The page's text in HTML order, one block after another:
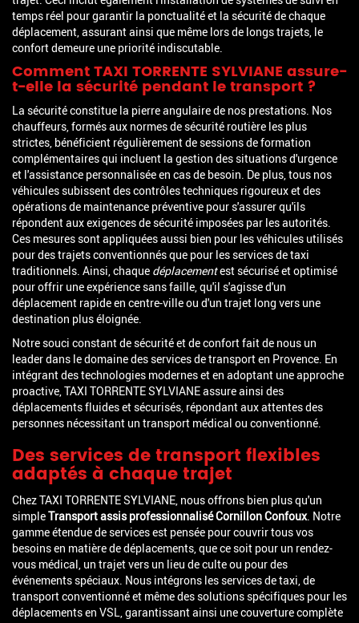
temps réel pour garantir la ponctualité et la sécurité de chaque
déplacement, assurant ainsi que même lors de longs trajets, le
confort demeure une priorité indiscutable.
Comment TAXI TORRENTE SYLVIANE assure-
t-elle la sécurité pendant le transport ?
La sécurité constitue la pierre angulaire de nos prestations. Nos
chauffeurs, formés aux normes de sécurité routière les plus
strictes, bénéficient régulièrement de sessions de formation
complémentaires qui incluent la gestion des situations d'urgence
et l'assistance personnalisée en cas de besoin. De plus, tous nos
véhicules subissent des contrôles techniques rigoureux et des
opérations de maintenance préventive pour s'assurer qu'ils
répondent aux exigences de sécurité imposées par les autorités.
Ces mesures sont appliquées aussi bien pour les véhicules utilisés
pour des trajets conventionnés que pour les services de taxi
traditionnels. Ainsi, chaque déplacementest sécurisé et optimisé
pour offrir une expérience sans faille, qu'il s'agisse d'un
déplacement rapide en centre-ville ou d'un trajet long vers une
destination plus éloignée.
Notre souci constant de sécurité et de confort fait de nous un
leader dans le domaine des services de transport en Provence. En
intégrant des technologies modernes et en adoptant une approche
proactive, TAXI TORRENTE SYLVIANE assure ainsi des
déplacements fluides et sécurisés, répondant aux attentes des
personnes nécessitant un transport médical ou conventionné.
Des services de transport flexibles
adaptés à chaque trajet
Chez TAXI TORRENTE SYLVIANE, nous offrons bien plus qu'un
simpleTransport assis professionnalisé Cornillon Confoux. Notre
gamme étendue de services est pensée pour couvrir tous vos
besoins en matière de déplacements, que ce soit pour un rendez-
vous médical, un trajet vers un lieu de culte ou pour des
événements spéciaux. Nous intégrons les services de taxi, de
transport conventionné et même des solutions spécifiques pour les
déplacements en VSL, garantissant ainsi une couverture complète